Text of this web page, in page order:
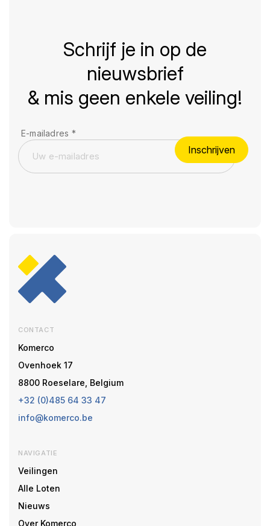
Schrijf je in op de
nieuwsbrief
& mis geen enkele veiling!
E-mailadres *
Inschrijven
CONTACT
Komerco
Ovenhoek 17
8800 Roeselare, Belgium
+32 (0)485 64 33 47
info@komerco.be
NAVIGATIE
Veilingen
Alle Loten
Nieuws
Over Komerco